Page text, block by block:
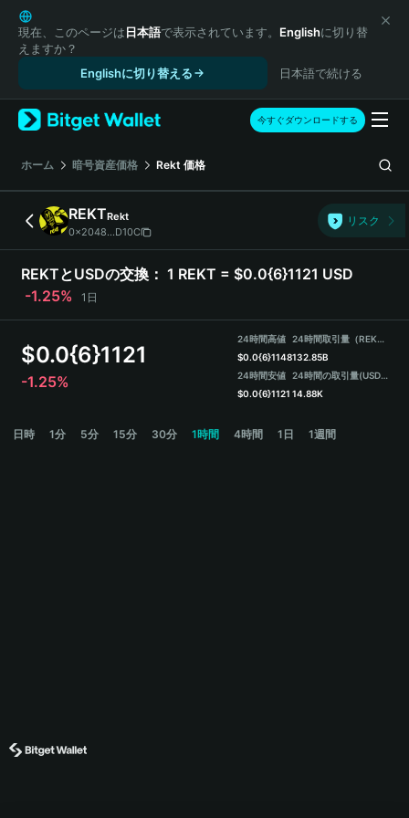
English
日本語
Tiếng Việt
Español (Latinoamérica)
Türkçe
Français
Deutsch
简体中文
繁體中文
Português (Portugal)
Bahasa Indonesia
ภาษาไทย
हिन्दी
Español
Português (Brasil)
現在、このページは日本語で表示されています。 Englishに切り替
えますか？
Englishに切り替える
日本語で続ける
今すぐダウンロードする
ホーム 暗号資産価格 Rekt 価格
REKTRekt
0x2048...D10C
リスク
REKTとUSDの交換： 1 REKT = $0.0{6}1121 USD
-1.25%
1日
$0.0{6}1121
-1.25%
24時間高値
$0.0{6}1148
24時間安値
$0.0{6}1121
24時間取引量（REKT）
132.85B
24時間の取引量(USDT)
14.88K
日時 1分 5分 15分 30分 1時間 4時間 1日 1週間